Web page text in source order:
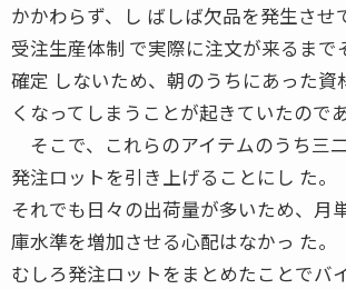
かかわらず、し ばしば欠品を発生させ
受注生産体制 で実際に注文が来るまで
確定 しないため、朝のうちにあった資
くなってしまうことが起きていたのであ
そこで、これらのアイテムのうち三
発注ロットを引き上げることにし た。
それでも日々の出荷量が多いため、月
庫水準を増加させる心配はなかっ た。
むしろ発注ロットをまとめたことでバ